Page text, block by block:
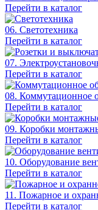
Перейти в каталог
06. Светотехника
Перейти в каталог
07.
Перейти в каталог
08. Коммутационное
Перейти в каталог
09. Коробки
Перейти в каталог
10. Оборудование
Перейти в каталог
11. Пожарное и
Перейти в каталог